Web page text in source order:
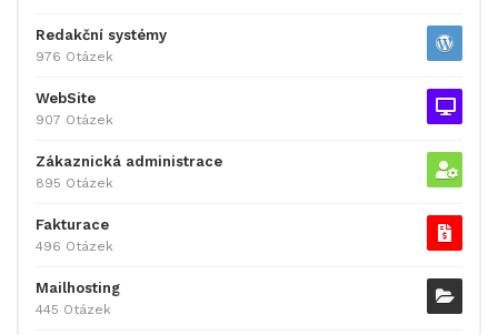
Redakční systémy
976 Otázek
WebSite
907 Otázek
Zákaznická administrace
895 Otázek
Fakturace
496 Otázek
Mailhosting
445 Otázek